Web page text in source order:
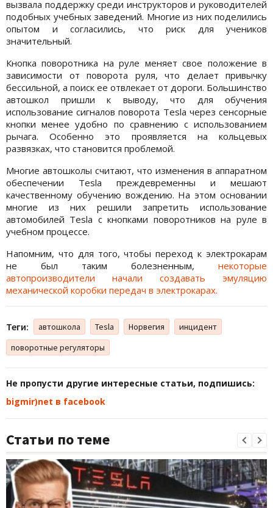
вызвала поддержку среди инструкторов и руководителей
подобных учебных заведений. Многие из них поделились
опытом и согласились, что риск для учеников
значительный.
Кнопка поворотника на руле меняет свое положение в
зависимости от поворота руля, что делает привычку
бессильной, а поиск ее отвлекает от дороги. Большинство
автошкол пришли к выводу, что для обучения
использование сигналов поворота Tesla через сенсорные
кнопки менее удобно по сравнению с использованием
рычага. Особенно это проявляется на кольцевых
развязках, что становится проблемой.
Многие автошколы считают, что изменения в аппаратном
обеспечении Tesla преждевременны и мешают
качественному обучению вождению. На этом основании
многие из них решили запретить использование
автомобилей Tesla с кнопками поворотников на руле в
учебном процессе.
Напомним, что для того, чтобы переход к электрокарам
не был таким болезненным, некоторые
автопроизводители начали создавать эмуляцию
механической коробки передач в электрокарах.
Теги: автошкола Tesla Норвегия
инцидент
поворотные регуляторы
Не пропусти другие интересные статьи, подпишись:
bigmir)net в facebook
Статьи по теме